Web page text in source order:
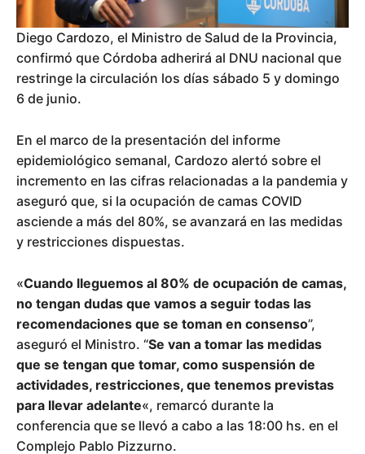
Diego Cardozo, el Ministro de Salud de la Provincia,
confirmó que Córdoba adherirá al DNU nacional que
restringe la circulación los días sábado 5 y domingo
6 de junio.
En el marco de la presentación del informe
epidemiológico semanal, Cardozo alertó sobre el
incremento en las cifras relacionadas a la pandemia y
aseguró que, si la ocupación de camas COVID
asciende a más del 80%, se avanzará en las medidas
y restricciones dispuestas.
«Cuando lleguemos al 80% de ocupación de camas,
no tengan dudas que vamos a seguir todas las
recomendaciones que se toman en consenso”,
aseguró el Ministro. “Se van a tomar las medidas
que se tengan que tomar, como suspensión de
actividades, restricciones, que tenemos previstas
para llevar adelante«, remarcó durante la
conferencia que se llevó a cabo a las 18:00 hs. en el
Complejo Pablo Pizzurno.